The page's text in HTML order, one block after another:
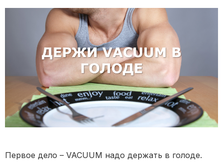
Первое дело – VACUUM надо держать в голоде.